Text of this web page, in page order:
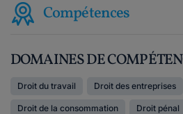
Compétences
DOMAINES DE
Droit du travail Droit des entreprises
Droit de la consommation Droit pénal